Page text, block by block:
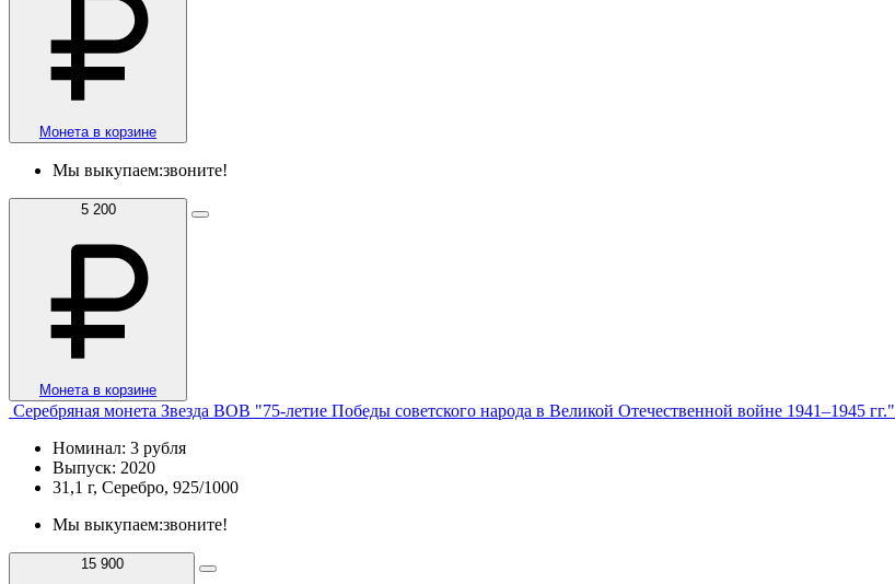
Монета в корзине
Мы выкупаем:звоните!
5 200
Монета в корзине
Серебряная монета Звезда ВОВ "75-летие Победы советского народа в Великой Отечественной войне 1941–1945 гг."
Номинал: 3 рубля
Выпуск: 2020
31,1 г, Серебро, 925/1000
Мы выкупаем:звоните!
15 900